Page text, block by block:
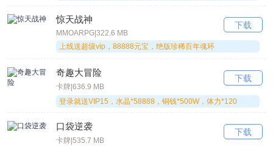
惊天战神
MMOARPG|322.6 MB
上线送超级vip，88888元宝，绝版珍稀百年魂环
下载
奇趣大冒险
卡牌|636.9 MB
登录就送VIP15，水晶*58888，铜钱*500W，体力*120
下载
口袋逆袭
卡牌|535.7 MB
下载